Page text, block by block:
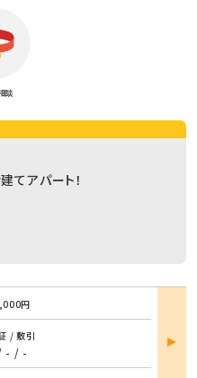
談
てアパート！
円
/ 敷引
- / -
部屋
詳細